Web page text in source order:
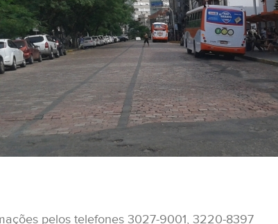
pelos telefones 3027-9001, 3220-8397